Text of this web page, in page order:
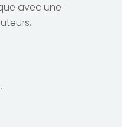
avec une